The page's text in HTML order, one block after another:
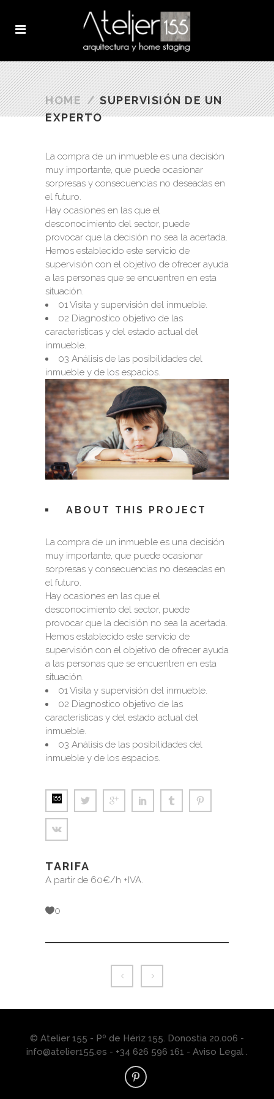
HOME / SUPERVISIÓN DE UN
EXPERTO
La compra de un inmueble es una decisión
muy importante, que puede ocasionar
sorpresas y consecuencias no deseadas en
el futuro.
Hay ocasiones en las que el
desconocimiento del sector, puede
provocar que la decisión no sea la acertada.
Hemos establecido este servicio de
supervisión con el objetivo de ofrecer ayuda
a las personas que se encuentren en esta
situación.
01 Visita y supervisión del inmueble.
02 Diagnostico objetivo de las
características y del estado actual del
inmueble.
03 Análisis de las posibilidades del
inmueble y de los espacios.
ABOUT THIS PROJECT
La compra de un inmueble es una decisión
muy importante, que puede ocasionar
sorpresas y consecuencias no deseadas en
el futuro.
Hay ocasiones en las que el
desconocimiento del sector, puede
provocar que la decisión no sea la acertada.
Hemos establecido este servicio de
supervisión con el objetivo de ofrecer ayuda
a las personas que se encuentren en esta
situación.
01 Visita y supervisión del inmueble.
02 Diagnostico objetivo de las
características y del estado actual del
inmueble.
03 Análisis de las posibilidades del
inmueble y de los espacios.
TARIFA
A partir de 60€/h +IVA.
0
© Atelier 155 - Pº de Hériz 155. Donostia 20.006 -
info@atelier155.es - +34 626 596 161 - Aviso Legal .
Utilizamos cookies propias y de terceros para mejorar la
experiencia de navegación, y ofrecer contenidos y
publicidad de interés. Al continuar con la navegación
entendemos que se acepta nuestra Política de cookies.